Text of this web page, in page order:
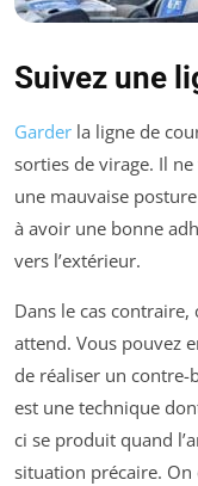
Suivez une
Garder la ligne de
sorties de virage. Il
une mauvaise
à avoir une bonne
vers l’extérieur.
Dans le cas contraire,
attend. Vous pouvez
de réaliser un contre-
est une technique
ci se produit quand
situation précaire. On